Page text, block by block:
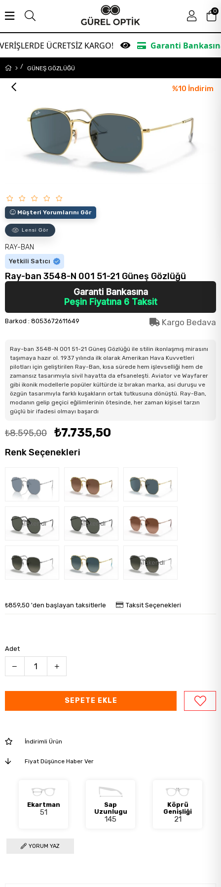
ÜCRETSİZ KARGO! Garanti Bankasına Peşin
0
GÜNEŞ GÖZLÜĞÜ
%10 İndirim
Müşteri Yorumlarını Gör
Lensi Gör
RAY-BAN
Yetkili Satıcı
Ray-ban 3548-N 001 51-21 Güneş Gözlüğü
Garanti Bankasına
Peşin Fiyatına 6 Taksit
Barkod : 8053672611649 Kargo Bedava
Ray-ban 3548-N 001 51-21 Güneş Gözlüğü ile stilin ikonlaşmış mirasını
taşımaya hazır ol. 1937 yılında ilk olarak Amerikan Hava Kuvvetleri
pilotları için geliştirilen Ray-Ban, kısa sürede hem işlevselliği hem de
zamansız tasarımıyla sivil hayatta da efsaneleşti. Aviator ve Wayfarer
gibi ikonik modellerle popüler kültürde iz bırakan marka, asi duruşu ve
özgün tasarımıyla farklı kuşakların ortak tutkusuna dönüştü. Ray-Ban,
modanın gelip geçici eğilimlerinin ötesinde, her zaman kişisel tarzın
güçlü bir ifadesi olmayı başardı
₺8.595,00 ₺7.735,50
Renk Seçenekleri
Tükendi Tükendi
Tükendi
₺859,50 'den başlayan taksitlerle Taksit Seçenekleri
Adet
İndirimli Ürün
Fiyat Düşünce Haber Ver
Ekartman
51
Sap
Uzunlugu
145
Köprü
Genişliği
21
YORUM YAZ